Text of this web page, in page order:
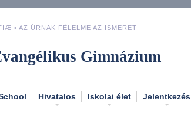
• AZ ÚRNAK FÉLELME AZ ISMERET
Gimnázium
Hivatalos Iskolai élet Jelentkezés